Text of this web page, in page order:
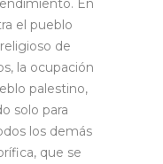
el pueblo
de
la ocupación
palestino,
solo para
los demás
que se